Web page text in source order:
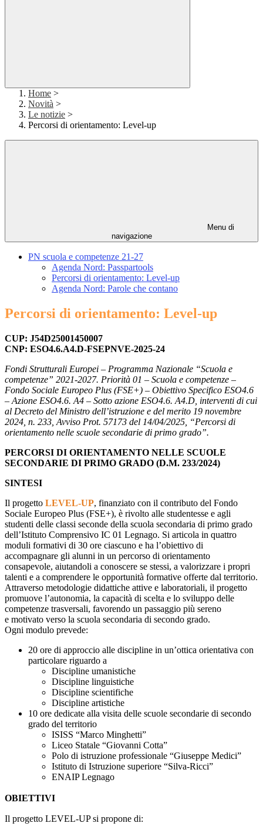
Home >
Novità >
Le notizie >
Percorsi di orientamento: Level-up
Menu di
navigazione
PN scuola e competenze 21-27
Agenda Nord: Passpartools
Percorsi di orientamento: Level-up
Agenda Nord: Parole che contano
Percorsi di orientamento: Level-up
CUP: J54D25001450007
CNP: ESO4.6.A4.D-FSEPNVE-2025-24
Fondi Strutturali Europei – Programma Nazionale “Scuola e
competenze” 2021-2027. Priorità 01 – Scuola e competenze –
Fondo Sociale Europeo Plus (FSE+) – Obiettivo Specifico ESO4.6
– Azione ESO4.6. A4 – Sotto azione ESO4.6. A4.D, interventi di cui
al Decreto del Ministro dell’istruzione e del merito 19 novembre
2024, n. 233, Avviso Prot. 57173 del 14/04/2025, “Percorsi di
orientamento nelle scuole secondarie di primo grado”.
PERCORSI DI ORIENTAMENTO NELLE SCUOLE
SECONDARIE DI PRIMO GRADO (D.M. 233/2024)
SINTESI
Il progetto LEVEL-UP, finanziato con il contributo del Fondo
Sociale Europeo Plus (FSE+), è rivolto alle studentesse e agli
studenti delle classi seconde della scuola secondaria di primo grado
dell’Istituto Comprensivo IC 01 Legnago. Si articola in quattro
moduli formativi di 30 ore ciascuno e ha l’obiettivo di
accompagnare gli alunni in un percorso di orientamento
consapevole, aiutandoli a conoscere se stessi, a valorizzare i propri
talenti e a comprendere le opportunità formative offerte dal territorio.
Attraverso metodologie didattiche attive e laboratoriali, il progetto
promuove l’autonomia, la capacità di scelta e lo sviluppo delle
competenze trasversali, favorendo un passaggio più sereno
e motivato verso la scuola secondaria di secondo grado.
Ogni modulo prevede:
20 ore di approccio alle discipline in un’ottica orientativa con
particolare riguardo a
Discipline umanistiche
Discipline linguistiche
Discipline scientifiche
Discipline artistiche
10 ore dedicate alla visita delle scuole secondarie di secondo
grado del territorio
ISISS “Marco Minghetti”
Liceo Statale “Giovanni Cotta”
Polo di istruzione professionale “Giuseppe Medici”
Istituto di Istruzione superiore “Silva-Ricci”
ENAIP Legnago
OBIETTIVI
Il progetto LEVEL-UP si propone di: